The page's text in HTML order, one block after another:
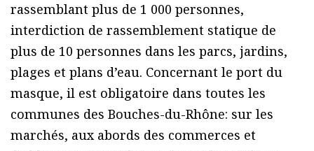
rassemblant plus de 1 000 personnes,
interdiction de rassemblement statique de
plus de 10 personnes dans les parcs, jardins,
plages et plans d’eau. Concernant le port du
masque, il est obligatoire dans toutes les
communes des Bouches-du-Rhône: sur les
marchés, aux abords des commerces et